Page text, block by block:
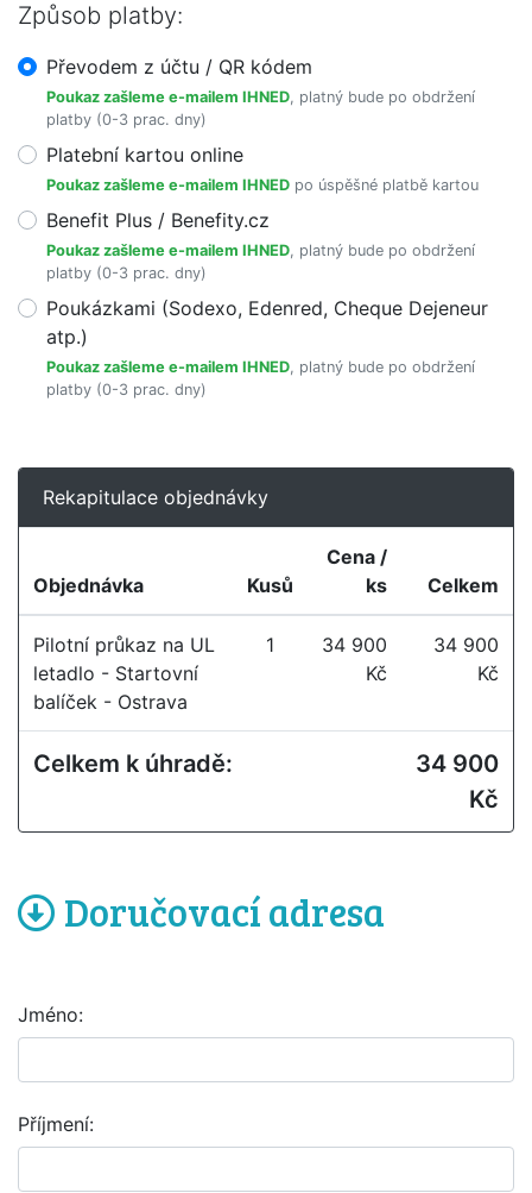
Způsob platby:
Převodem z účtu / QR kódem
Poukaz zašleme e-mailem IHNED, platný bude po obdržení
platby (0-3 prac. dny)
Platební kartou online
Poukaz zašleme e-mailem IHNED po úspěšné platbě kartou
Benefit Plus / Benefity.cz
Poukaz zašleme e-mailem IHNED, platný bude po obdržení
platby (0-3 prac. dny)
Poukázkami (Sodexo, Edenred, Cheque Dejeneur
atp.)
Poukaz zašleme e-mailem IHNED, platný bude po obdržení
platby (0-3 prac. dny)
Rekapitulace objednávky
Objednávka Kusů
Cena /
ks
Celkem
Pilotní průkaz na UL
letadlo - Startovní
balíček - Ostrava
1
34 900
Kč
34 900
Kč
Celkem k úhradě:
34 900
Kč
Doručovací adresa
Jméno:
Příjmení: